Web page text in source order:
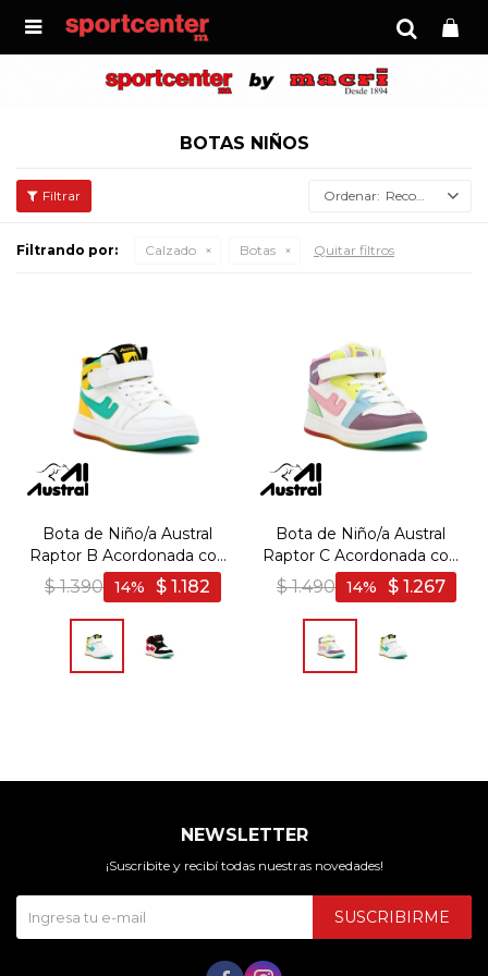

BOTAS NIÑOS
Recomendados
Filtrando por: Calzado Botas Quitar filtros
Bota de Niño/a Austral
Raptor B Acordonada con
Velcro - Multicolor-
Amarillo
$ 1.390 $ 1.182
14
Bota de Niño/a Austral
Raptor C Acordonada con
Velcro - Multicolor-Lila
$ 1.490 $ 1.267
14
NEWSLETTER
¡Suscribite y recibí todas nuestras novedades!
SUSCRIBIRME